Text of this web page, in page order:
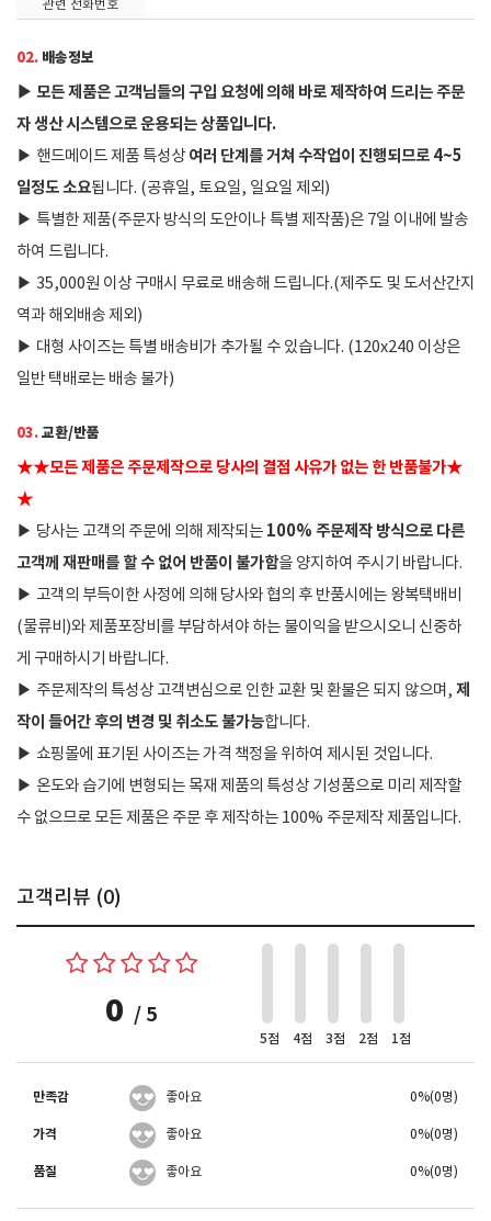
관련 전화번호
02. 배송정보
▶ 모든 제품은 고객님들의 구입 요청에 의해 바로 제작하여 드리는 주문
자 생산 시스템으로 운용되는 상품입니다.
▶ 핸드메이드 제품 특성상 여러 단계를 거쳐 수작업이 진행되므로 4~5
일정도 소요됩니다. (공휴일, 토요일, 일요일 제외)
▶ 특별한 제품(주문자 방식의 도안이나 특별 제작품)은 7일 이내에 발송
하여 드립니다.
▶ 35,000원 이상 구매시 무료로 배송해 드립니다.(제주도 및 도서산간지
역과 해외배송 제외)
▶ 대형 사이즈는 특별 배송비가 추가될 수 있습니다. (120x240 이상은
일반 택배로는 배송 불가)
03.교환/반품
★★모든 제품은 주문제작으로 당사의 결점 사유가 없는 한 반품불가★
★
▶ 당사는 고객의 주문에 의해 제작되는 100% 주문제작 방식으로 다른
고객께 재판매를 할 수 없어 반품이 불가함을 양지하여 주시기 바랍니다.
▶ 고객의 부득이한 사정에 의해 당사와 협의 후 반품시에는 왕복택배비
(물류비)와 제품포장비를 부담하셔야 하는 불이익을 받으시오니 신중하
게 구매하시기 바랍니다.
▶ 주문제작의 특성상 고객변심으로 인한 교환 및 환불은 되지 않으며, 제
작이 들어간 후의 변경 및 취소도 불가능합니다.
▶ 쇼핑몰에 표기된 사이즈는 가격 책정을 위하여 제시된 것입니다.
▶ 온도와 습기에 변형되는 목재 제품의 특성상 기성품으로 미리 제작할
수 없으므로 모든 제품은 주문 후 제작하는 100% 주문제작 제품입니다.
고객리뷰 (0)
0 / 5
5점 4점 3점 2점 1점
만족감 좋아요 0%(0명)
가격 좋아요 0%(0명)
품질 좋아요 0%(0명)